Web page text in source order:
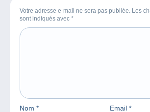
Votre adresse e-mail ne sera pas publiée. Les
sont indiqués avec *
Nom * Email *